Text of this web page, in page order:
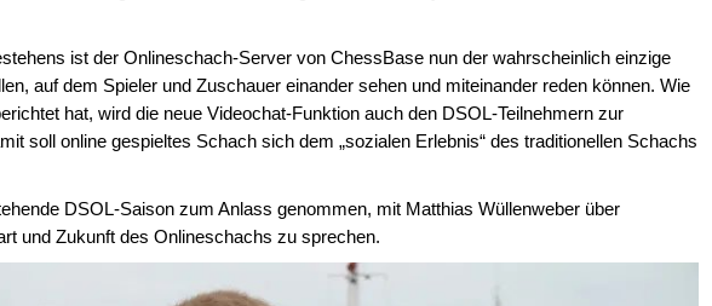
ist der Onlineschach-Server von ChessBase nun der wahrscheinlich einzige
auf dem Spieler und Zuschauer einander sehen und miteinander reden können. Wie
hat, wird die neue Videochat-Funktion auch den DSOL-Teilnehmern zur
soll online gespieltes Schach sich dem „sozialen Erlebnis“ des traditionellen Schachs
DSOL-Saison zum Anlass genommen, mit Matthias Wüllenweber über
und Zukunft des Onlineschachs zu sprechen.